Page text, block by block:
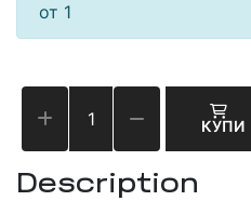
от 1
КУПИ
Description